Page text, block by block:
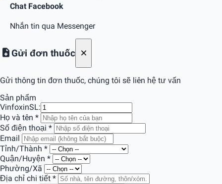
Chat Facebook
Nhắn tin qua Messenger
Gửi đơn thuốc
Gửi thông tin đơn thuốc, chúng tôi sẽ liên hệ tư vấn
Sản phẩm
VinfoxinSL:
Họ và tên *
Số điện thoại *
Email
Tỉnh/Thành *
Quận/Huyện *
Phường/Xã
Địa chỉ chi tiết *